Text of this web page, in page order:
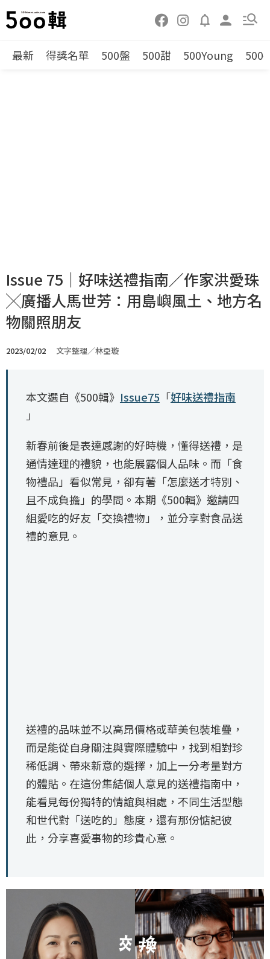
最新 得獎名單 500盤 500甜 500Young 500
Issue 75｜好味送禮指南／作家洪愛珠
╳廣播人馬世芳：用島嶼風土、地方名
物關照朋友
2023/02/02 文字整理／林亞璇
本文選自《500輯》 Issue75 「好味送禮指南
」
新春前後是表達感謝的好時機，懂得送禮，是
通情達理的禮貌，也能展露個人品味。而「食
物禮品」看似常見，卻有著「怎麼送才特別、
且不成負擔」的學問。本期《500輯》邀請四
組愛吃的好友「交換禮物」，並分享對食品送
禮的意見。
送禮的品味並不以高昂價格或華美包裝堆疊，
而是能從自身關注與實際體驗中，找到相對珍
稀低調、帶來新意的選擇，加上一分考量對方
的體貼。在這份集結個人意見的送禮指南中，
能看見每份獨特的情誼與相處，不同生活型態
和世代對「送吃的」態度，還有那份惦記彼
此，分享喜愛事物的珍貴心意。